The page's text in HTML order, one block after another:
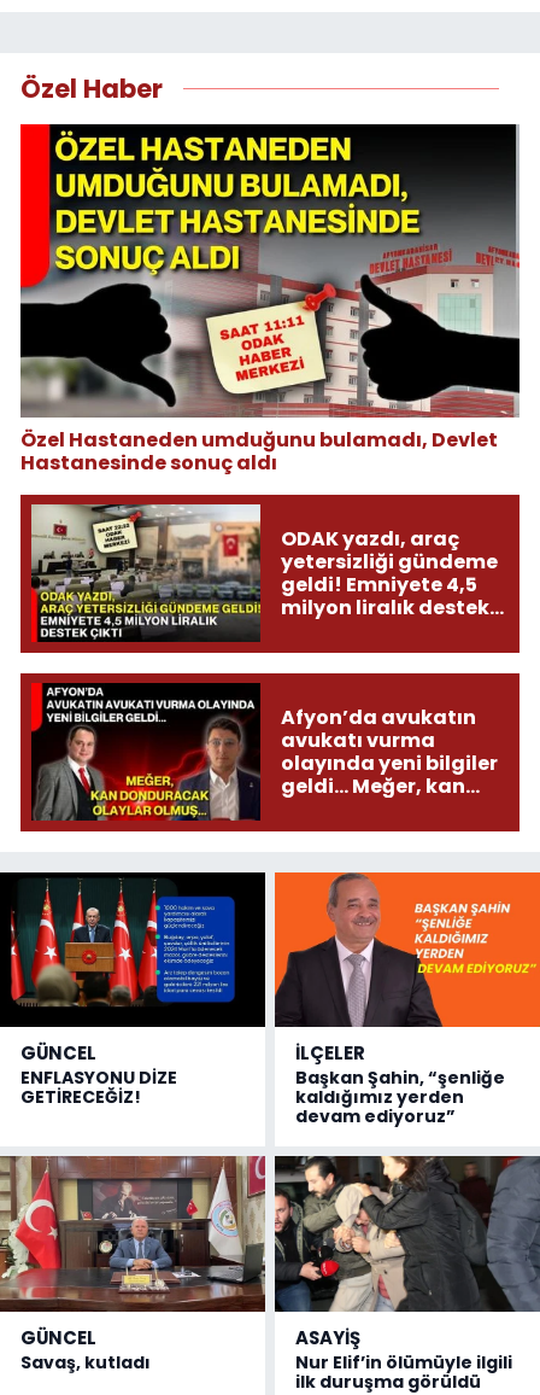
Özel Haber
Özel Hastaneden umduğunu bulamadı, Devlet
Hastanesinde sonuç aldı
ODAK yazdı, araç
yetersizliği gündeme
geldi! Emniyete 4,5
milyon liralık destek
Afyon’da avukatın
avukatı vurma
olayında yeni bilgiler
geldi... Meğer, kan
olmuş...
GÜNCEL
ENFLASYONU DİZE
GETİRECEĞİZ!
İLÇELER
Başkan Şahin, “şenliğe
kaldığımız yerden
devam ediyoruz”
GÜNCEL
Savaş, kutladı
ASAYİŞ
Nur Elif’in ölümüyle ilgili
ilk duruşma görüldü